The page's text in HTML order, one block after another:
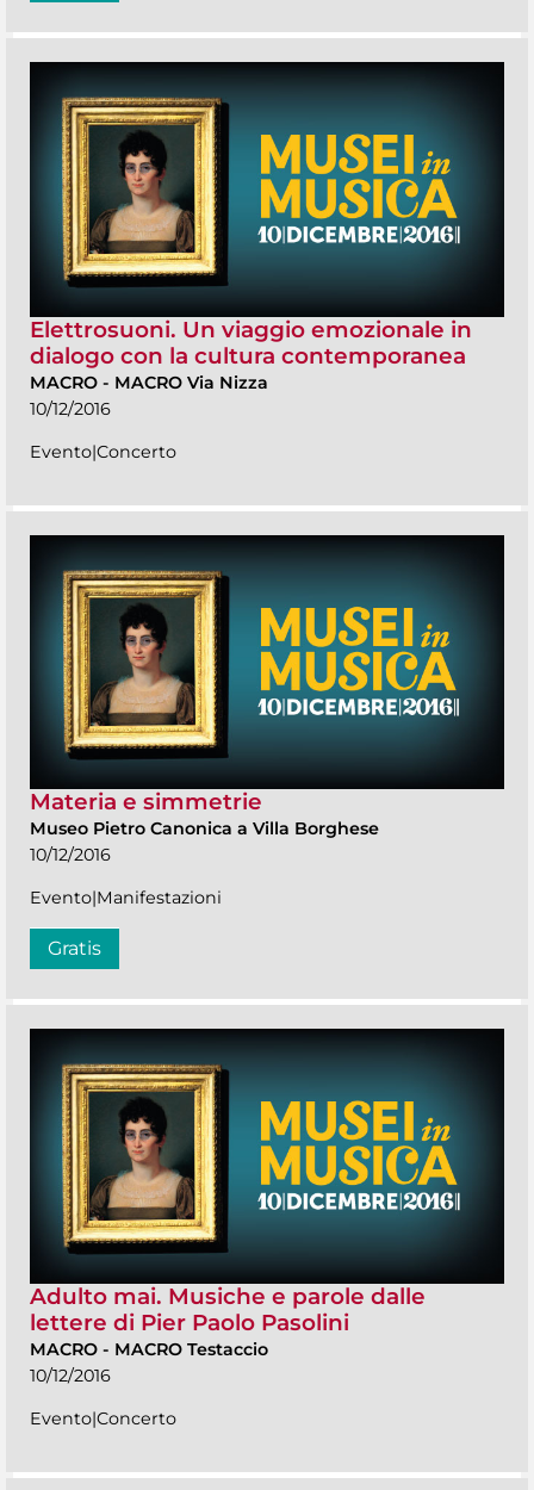
Elettrosuoni. Un viaggio emozionale in
dialogo con la cultura contemporanea
MACRO - MACRO Via Nizza
10/12/2016
Evento|Concerto
Materia e simmetrie
Museo Pietro Canonica a Villa Borghese
10/12/2016
Evento|Manifestazioni
Gratis
Adulto mai. Musiche e parole dalle
lettere di Pier Paolo Pasolini
MACRO - MACRO Testaccio
10/12/2016
Evento|Concerto